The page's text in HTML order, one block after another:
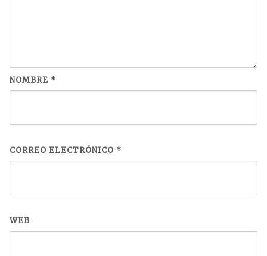
NOMBRE *
CORREO ELECTRÓNICO *
WEB